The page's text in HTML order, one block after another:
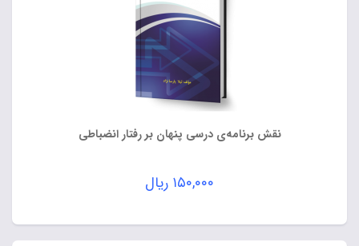
نقش برنامه‌ی درسی پنهان بر رفتار انضباطی
۱۵۰,۰۰۰ ریال